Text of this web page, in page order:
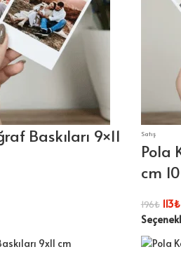
Baskıları 9×11
Satış
Pola
cm
196₺ 113₺